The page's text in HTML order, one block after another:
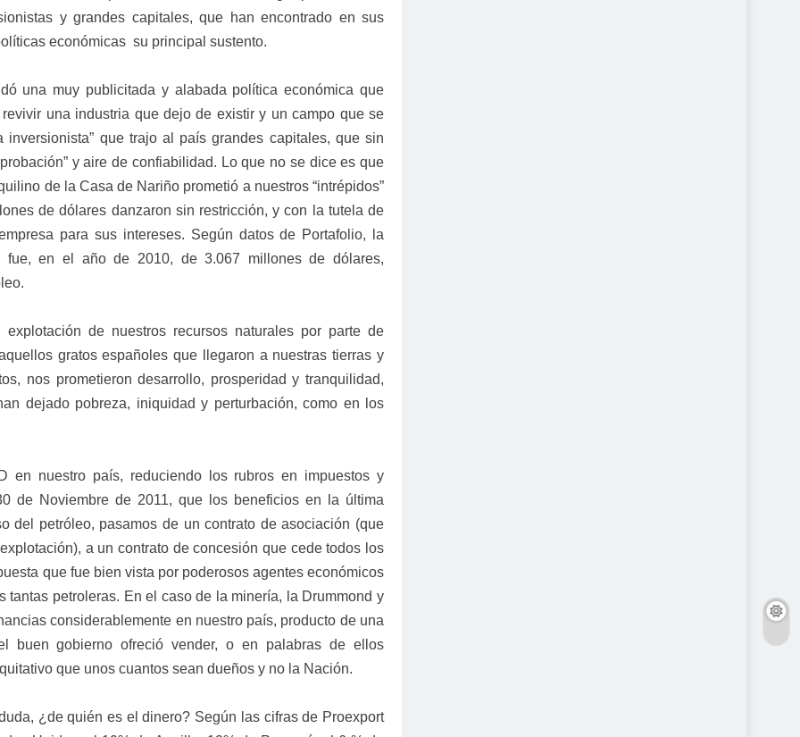
y grandes capitales, que han encontrado en sus
económicas su principal sustento.
una muy publicitada y alabada política económica que
una industria que dejo de existir y un campo que se
que trajo al país grandes capitales, que sin
y aire de confiabilidad. Lo que no se dice es que
de la Casa de Nariño prometió a nuestros “intrépidos”
de dólares danzaron sin restricción, y con la tutela de
para sus intereses. Según datos de Portafolio, la
fue, en el año de 2010, de 3.067 millones de dólares,
de nuestros recursos naturales por parte de
gratos españoles que llegaron a nuestras tierras y
nos prometieron desarrollo, prosperidad y tranquilidad,
dejado pobreza, iniquidad y perturbación, como en los
en nuestro país, reduciendo los rubros en impuestos y
de Noviembre de 2011, que los beneficios en la última
del petróleo, pasamos de un contrato de asociación (que
a un contrato de concesión que cede todos los
que fue bien vista por poderosos agentes económicos
petroleras. En el caso de la minería, la Drummond y
considerablemente en nuestro país, producto de una
buen gobierno ofreció vender, o en palabras de ellos
que unos cuantos sean dueños y no la Nación.
¿de quién es el dinero? Según las cifras de Proexport